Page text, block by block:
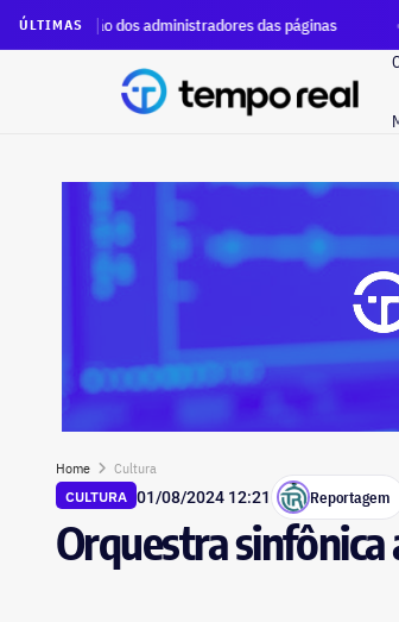
ÚLTIMAS
administradores das páginas
Após
Home
Cultura
CULTURA 01/08/2024 12:21 Reportagem
Orquestra sinfônica